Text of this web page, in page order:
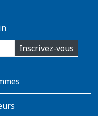
Inscrivez-vous